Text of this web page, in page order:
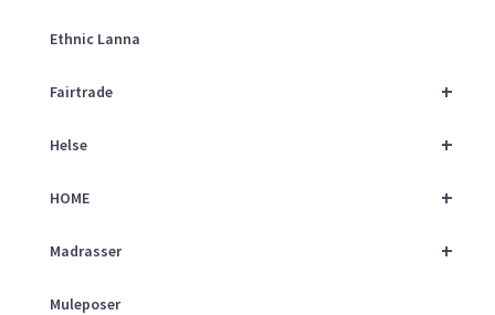
Ethnic Lanna
+
Fairtrade
+
Helse
+
HOME
+
Madrasser
Muleposer